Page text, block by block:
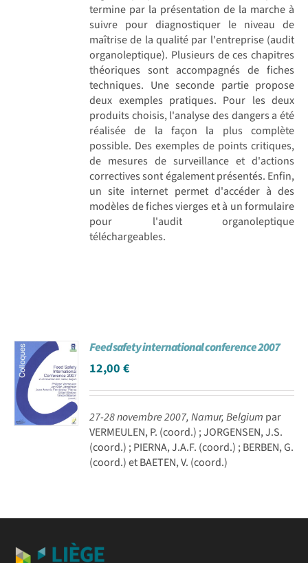
termine par la présentation de la marche à
suivre pour diagnostiquer le niveau de
maîtrise de la qualité par l'entreprise (audit
organoleptique). Plusieurs de ces chapitres
théoriques sont accompagnés de fiches
techniques. Une seconde partie propose
deux exemples pratiques. Pour les deux
produits choisis, l'analyse des dangers a été
réalisée de la façon la plus complète
possible. Des exemples de points critiques,
de mesures de surveillance et d'actions
correctives sont également présentés. Enfin,
un site internet permet d'accéder à des
modèles de fiches vierges et à un formulaire
pour l'audit organoleptique
téléchargeables.
Feed safety international conference 2007
12,00€
27-28 novembre 2007, Namur, Belgium par
VERMEULEN, P. (coord.) ; JORGENSEN, J.S.
(coord.) ; PIERNA, J.A.F. (coord.) ; BERBEN, G.
(coord.) et BAETEN, V. (coord.)